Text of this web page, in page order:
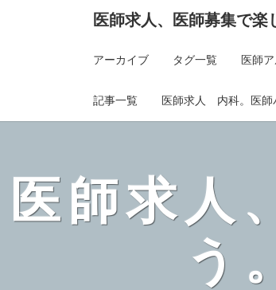
医師求人、医師募集で楽
アーカイブ タグ一覧 医師
記事一覧 医師求人 内科。医師
医師求人
う